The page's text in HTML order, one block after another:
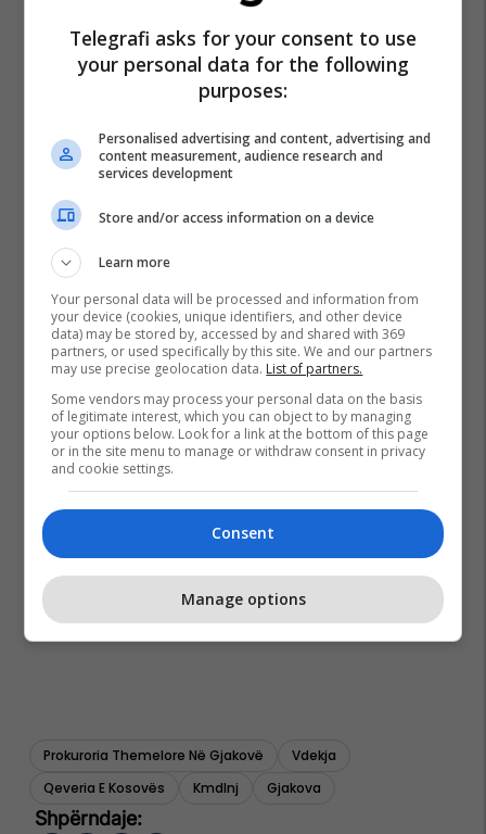
Prokuroria Themelore Në Gjakovë
Vdekja
Qeveria E Kosovës
Kmdlnj Gjakova
Telegrafi asks for your consent to use
your personal data for the following
purposes:
Personalised advertising and content, advertising and
content measurement, audience research and
services development
Store and/or access information on a device
Learn more
Your personal data will be processed and information from
your device (cookies, unique identifiers, and other device
data) may be stored by, accessed by and shared with 369
partners, or used specifically by this site. We and our partners
may use precise geolocation data. List of partners.
Some vendors may process your personal data on the basis
of legitimate interest, which you can object to by managing
your options below. Look for a link at the bottom of this page
or in the site menu to manage or withdraw consent in privacy
and cookie settings.
Consent
Manage options